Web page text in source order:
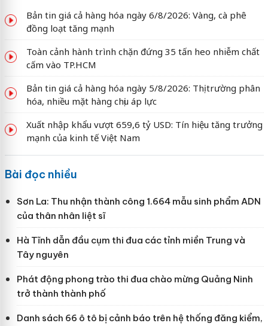
Bản tin giá cả hàng hóa ngày 6/8/2026: Vàng, cà phê
đồng loạt tăng mạnh
Toàn cảnh hành trình chặn đứng 35 tấn heo nhiễm chất
cấm vào TP.HCM
Bản tin giá cả hàng hóa ngày 5/8/2026: Thị trường phân
hóa, nhiều mặt hàng chịu áp lực
Xuất nhập khẩu vượt 659,6 tỷ USD: Tín hiệu tăng trưởng
mạnh của kinh tế Việt Nam
Bài đọc nhiều
Sơn La: Thu nhận thành công 1.664 mẫu sinh phẩm ADN
của thân nhân liệt sĩ
Hà Tĩnh dẫn đầu cụm thi đua các tỉnh miền Trung và
Tây nguyên
Phát động phong trào thi đua chào mừng Quảng Ninh
trở thành thành phố
Danh sách 66 ô tô bị cảnh báo trên hệ thống đăng kiểm,